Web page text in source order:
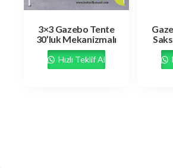
3×3 Gazebo Tente
30’luk Mekanizmalı
Hızlı Teklif Al